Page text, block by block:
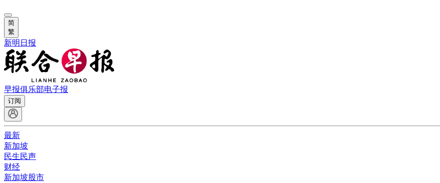
简
繁
新明日报
早报俱乐部电子报
订阅
最新
新加坡
民生民声
财经
新加坡股市